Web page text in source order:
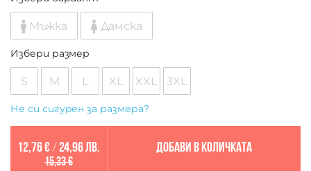
Мъжка Дамска
Избери размер
S M L XL XXL 3XL
Не си сигурен за размера?
12,76 €/ 24,96 лв.
15,33 €
Добави в количката